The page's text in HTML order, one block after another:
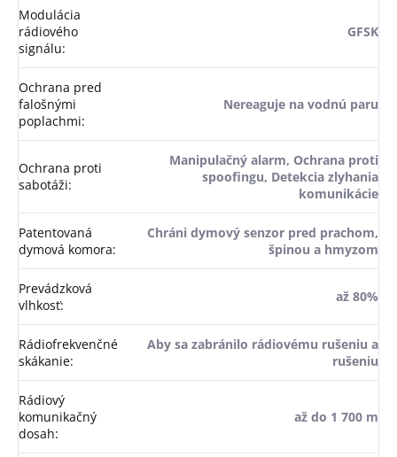
Modulácia
rádiového
signálu:
GFSK
Ochrana pred
falošnými
poplachmi:
Nereaguje na vodnú paru
Ochrana proti
sabotáži:
Manipulačný alarm, Ochrana proti
spoofingu, Detekcia zlyhania
komunikácie
Patentovaná
dymová komora:
Chráni dymový senzor pred prachom,
špinou a hmyzom
Prevádzková
vlhkosť:
až 80%
Rádiofrekvenčné
skákanie:
Aby sa zabránilo rádiovému rušeniu a
rušeniu
Rádiový
komunikačný
dosah:
až do 1 700 m